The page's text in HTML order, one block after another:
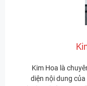
Kim Hoa là
diện nội dung